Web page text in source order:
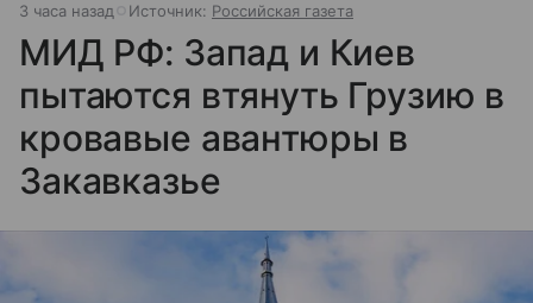
3 часа назад Источник: Российская газета
МИД РФ: Запад и Киев
пытаются втянуть Грузию в
кровавые авантюры в
Закавказье